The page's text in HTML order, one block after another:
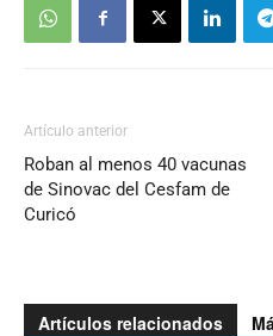
Artículo anterior
Roban al menos 40 vacunas
de Sinovac del Cesfam de
Curicó
Artículos relacionados